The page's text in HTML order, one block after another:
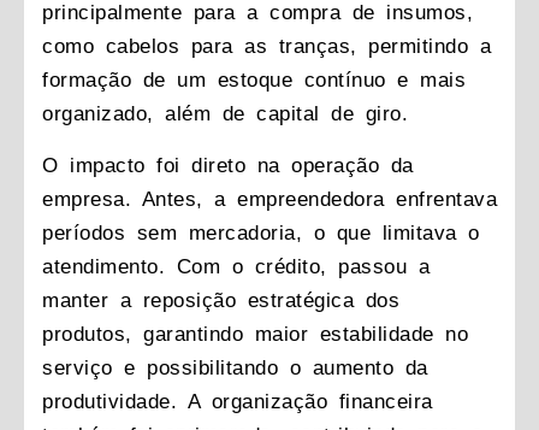
principalmente para a compra de insumos,
como cabelos para as tranças, permitindo a
formação de um estoque contínuo e mais
organizado, além de capital de giro.
O impacto foi direto na operação da
empresa. Antes, a empreendedora enfrentava
períodos sem mercadoria, o que limitava o
atendimento. Com o crédito, passou a
manter a reposição estratégica dos
produtos, garantindo maior estabilidade no
serviço e possibilitando o aumento da
produtividade. A organização financeira